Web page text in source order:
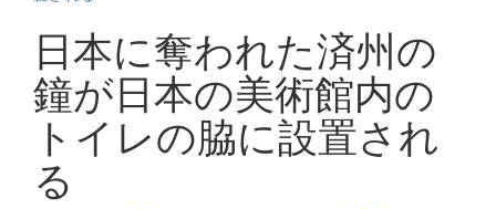
日本に奪われた済州の
鐘が日本の美術館内の
トイレの脇に設置され
る